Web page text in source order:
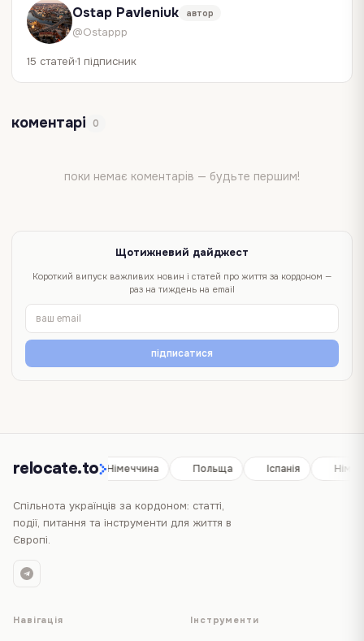
Ostap Pavleniuk автор
@Ostappp
15 статей 1 підписник
коментарі 0
поки немає коментарів — будьте першим!
Щотижневий дайджест
Короткий випуск важливих новин і статей про життя за кордоном —
раз на тиждень на email
підписатися
relocate.to
Іспанія Німеччина Польща Іспанія
Спільнота українців за кордоном: статті,
події, питання та інструменти для життя в
Європі.
Навігація Інструменти